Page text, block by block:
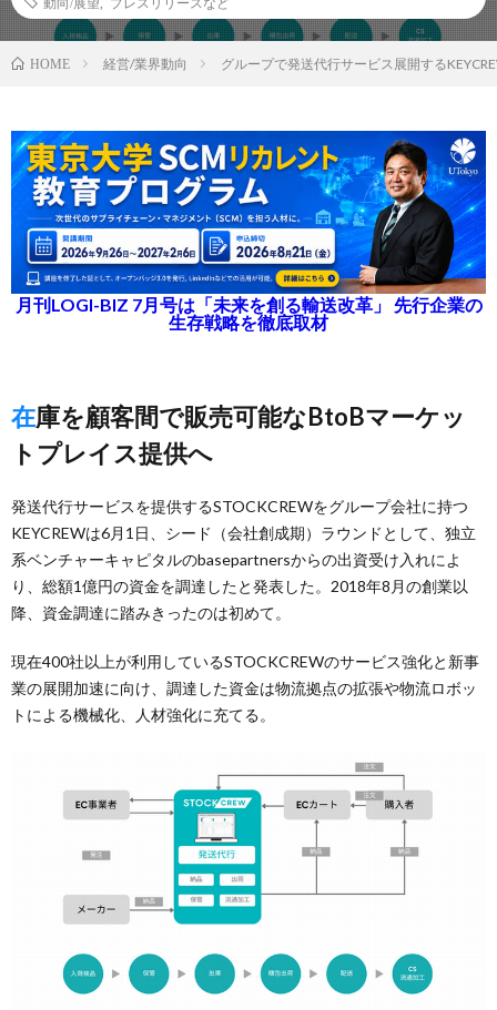
HOME 経営/業界動向 グループで発送代行サービス展開する
月刊LOGI-BIZ 7月号は「未来を創る輸送改革」 先行企業の
生存戦略を徹底取材
在庫を顧客間で販売可能なBtoBマーケッ
トプレイス提供へ
発送代行サービスを提供するSTOCKCREWをグループ会社に持つ
KEYCREWは6月1日、シード（会社創成期）ラウンドとして、独立
系ベンチャーキャピタルのbasepartnersからの出資受け入れによ
り、総額1億円の資金を調達したと発表した。2018年8月の創業以
降、資金調達に踏みきったのは初めて。
現在400社以上が利用しているSTOCKCREWのサービス強化と新事
業の展開加速に向け、調達した資金は物流拠点の拡張や物流ロボッ
トによる機械化、人材強化に充てる。